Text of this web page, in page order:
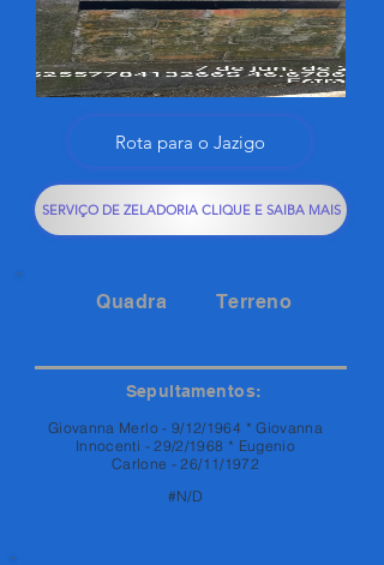
Rota para o Jazigo
SERVIÇO DE ZELADORIA CLIQUE E SAIBA MAIS
Quadra Terreno
Sepultamentos:
Giovanna Merlo - 9/12/1964 * Giovanna
Innocenti - 29/2/1968 * Eugenio
Carlone - 26/11/1972
#N/D